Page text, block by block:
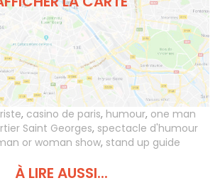
, casino de paris, humour, one man
Saint Georges, spectacle d'humour
or woman show, stand up guide
À LIRE AUSSI...